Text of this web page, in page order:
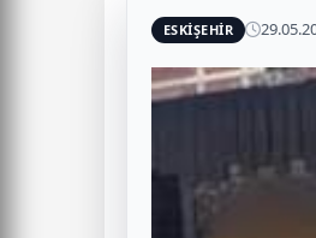
ESKİŞEHİR